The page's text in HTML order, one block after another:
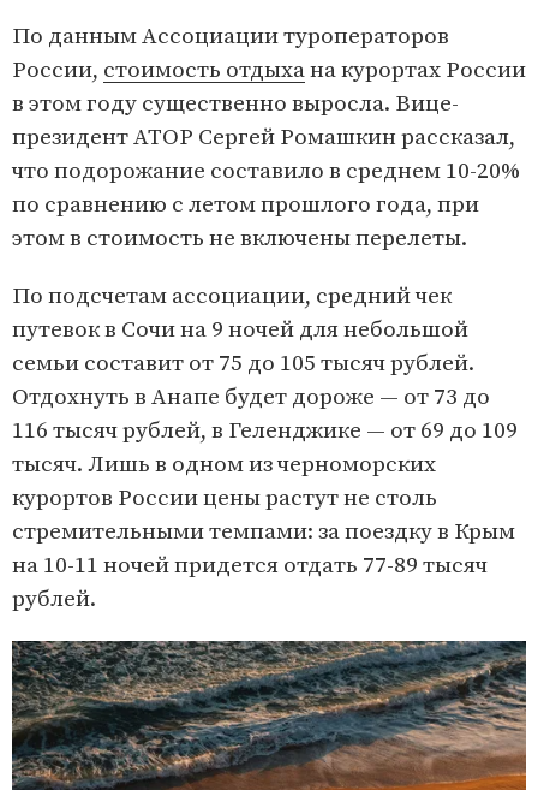
По данным Ассоциации туроператоров
России, стоимость отдыхана курортах России
в этом году существенно выросла. Вице-
президент АТОР Сергей Ромашкин рассказал,
что подорожание составило в среднем 10-20%
по сравнению с летом прошлого года, при
этом в стоимость не включены перелеты.
По подсчетам ассоциации, средний чек
путевок в Сочи на 9 ночей для небольшой
семьи составит от 75 до 105 тысяч рублей.
Отдохнуть в Анапе будет дороже — от 73 до
116 тысяч рублей, в Геленджике — от 69 до 109
тысяч. Лишь в одном из черноморских
курортов России цены растут не столь
стремительными темпами: за поездку в Крым
на 10-11 ночей придется отдать 77-89 тысяч
рублей.